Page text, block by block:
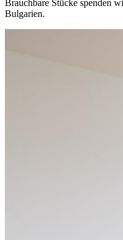
Brauchbare Stücke spenden
Bulgarien.